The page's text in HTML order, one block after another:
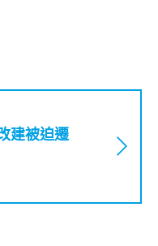
建被迫遷